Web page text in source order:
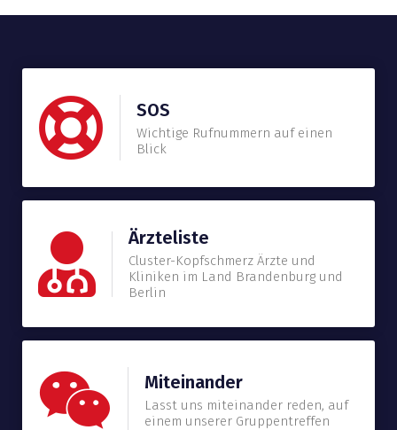
SOS
Wichtige Rufnummern auf einen
Blick
Ärzteliste
Cluster-Kopfschmerz Ärzte und
Kliniken im Land Brandenburg und
Berlin
Miteinander
Lasst uns miteinander reden, auf
einem unserer Gruppentreffen